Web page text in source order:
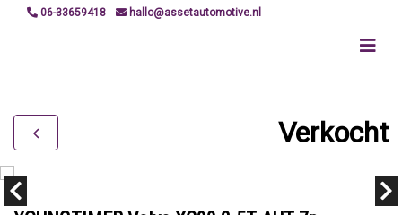
06-33659418 hallo@assetautomotive.nl
Verkocht